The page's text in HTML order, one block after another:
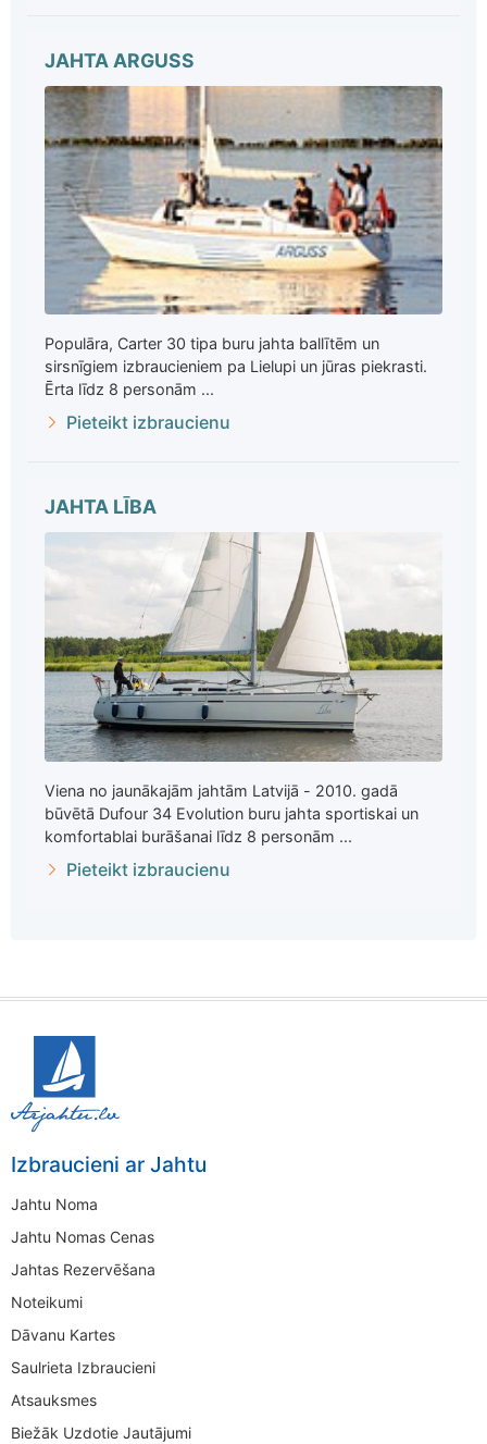
JAHTA ARGUSS
Populāra, Carter 30 tipa buru jahta ballītēm un
sirsnīgiem izbraucieniem pa Lielupi un jūras piekrasti.
Ērta līdz 8 personām ...
Pieteikt izbraucienu
JAHTA LĪBA
Viena no jaunākajām jahtām Latvijā - 2010. gadā
būvētā Dufour 34 Evolution buru jahta sportiskai un
komfortablai burāšanai līdz 8 personām ...
Pieteikt izbraucienu
Izbraucieni ar Jahtu
Jahtu Noma
Jahtu Nomas Cenas
Jahtas Rezervēšana
Noteikumi
Dāvanu Kartes
Saulrieta Izbraucieni
Atsauksmes
Biežāk Uzdotie Jautājumi